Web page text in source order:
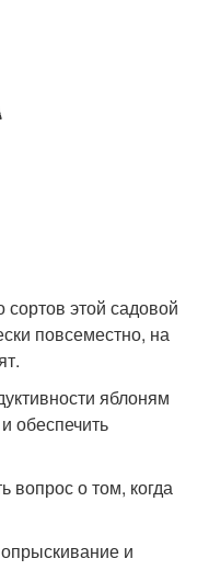
этой садовой
повсеместно, на
яблоням
обеспечить
вопрос о том, когда
и